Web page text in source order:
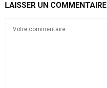
LAISSER UN COMMENTAIRE